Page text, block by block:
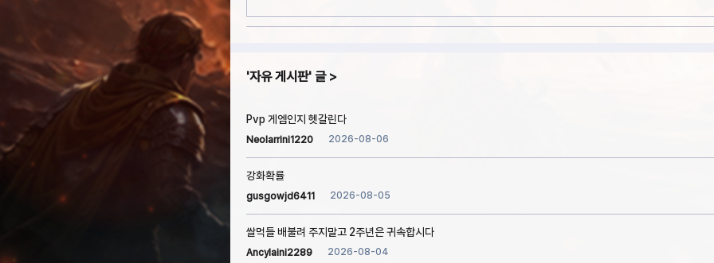
자유 게시판 글
Pvp 게엠인지 헷갈린다
Neolarrini1220 2026-08-06
강화확률
gusgowjd6411 2026-08-05
쌀먹들 배불려 주지말고 2주년은 귀속합시다
Ancylaini2289 2026-08-04